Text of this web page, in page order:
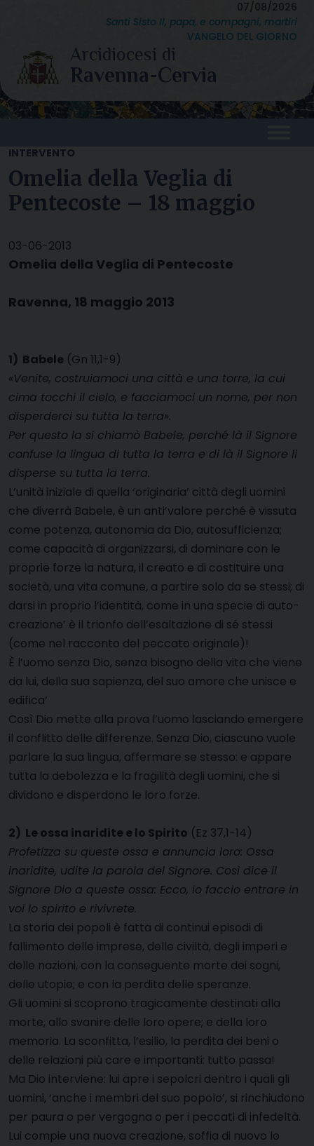
content
07/08/2026
Santi Sisto II, papa, e compagni, martiri
VANGELO DEL GIORNO
INTERVENTO
Omelia della Veglia di
Pentecoste – 18 maggio
03-06-2013
Omelia della Veglia di Pentecoste
Ravenna, 18 maggio 2013
1) Babele (Gn 11,1-9)
«Venite, costruiamoci una città e una torre, la cui
cima tocchi il cielo, e facciamoci un nome, per non
disperderci su tutta la terra».
Per questo la si chiamò Babele, perché là il Signore
confuse la lingua di tutta la terra e di là il Signore li
disperse su tutta la terra.
L’unità iniziale di quella ‘originaria’ città degli uomini
che diverrà Babele, è un anti’valore perché è vissuta
come potenza, autonomia da Dio, autosufficienza;
come capacità di organizzarsi, di dominare con le
proprie forze la natura, il creato e di costituire una
società, una vita comune, a partire solo da se stessi; di
darsi in proprio l’identità, come in una specie di auto-
creazione’ è il trionfo dell’esaltazione di sé stessi
(come nel racconto del peccato originale)!
È l’uomo senza Dio, senza bisogno della vita che viene
da lui, della sua sapienza, del suo amore che unisce e
edifica’
Così Dio mette alla prova l’uomo lasciando emergere
il conflitto delle differenze. Senza Dio, ciascuno vuole
parlare la sua lingua, affermare se stesso: e appare
tutta la debolezza e la fragilità degli uomini, che si
dividono e disperdono le loro forze.
2) Le ossa inaridite e lo Spirito (Ez 37,1-14)
Profetizza su queste ossa e annuncia loro: Ossa
inaridite, udite la parola del Signore. Così dice il
Signore Dio a queste ossa: Ecco, io faccio entrare in
voi lo spirito e rivivrete.
La storia dei popoli è fatta di continui episodi di
fallimento delle imprese, delle civiltà, degli imperi e
delle nazioni, con la conseguente morte dei sogni,
delle utopie; e con la perdita delle speranze.
Gli uomini si scoprono tragicamente destinati alla
morte, allo svanire delle loro opere; e della loro
memoria. La sconfitta, l’esilio, la perdita dei beni o
delle relazioni più care e importanti: tutto passa!
Ma Dio interviene: lui apre i sepolcri dentro i quali gli
uomini, ‘anche i membri del suo popolo’, si rinchiudono
per paura o per vergogna o per i peccati di infedeltà.
Lui compie una nuova creazione, soffia di nuovo lo